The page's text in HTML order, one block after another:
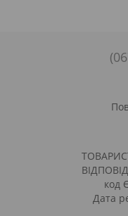
код
Дата